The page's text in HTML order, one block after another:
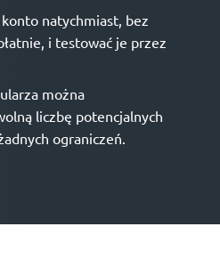
natychmiast, bez
i testować je przez
można
liczbę potencjalnych
ograniczeń.